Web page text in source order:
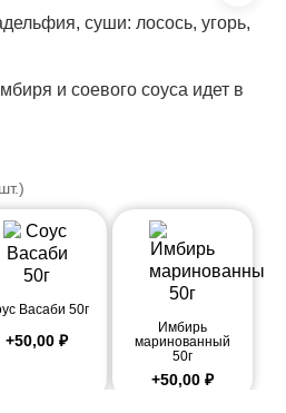
суши: лосось, угорь,
и соевого соуса идет в
Васаби 50г
+50,00 ₽
Имбирь
маринованный
50г
+50,00 ₽